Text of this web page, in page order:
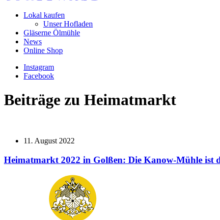
Lokal kaufen
Unser Hofladen
Gläserne Ölmühle
News
Online Shop
Instagram
Facebook
Beiträge zu Heimatmarkt
11. August 2022
Heimatmarkt 2022 in Golßen: Die Kanow-Mühle ist